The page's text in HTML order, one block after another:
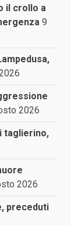
il crollo a
9
2026
taglierino,
2026
preceduti